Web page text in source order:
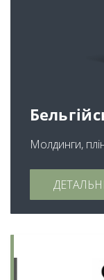
Молдинги,